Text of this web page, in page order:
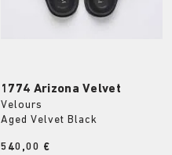
1774 Arizona Velvet
Velours
Aged Velvet Black
Price:
540,00 €